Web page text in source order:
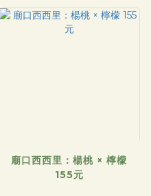
廟口西西里：楊桃 × 檸檬
155元